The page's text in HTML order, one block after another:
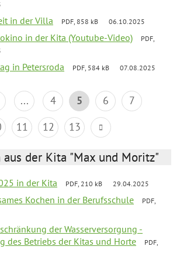
in der Villa PDF, 858 kB 06.10.2025
in der Kita (Youtube-Video)
PDF,
in Petersroda PDF, 584 kB 07.08.2025
... 4 5 6
7
11 12 13
der Kita "Max und Moritz"
in der Kita PDF, 210 kB 29.04.2025
Kochen in der Berufsschule
PDF,
der Wasserversorgung -
des Betriebs der Kitas und Horte
PDF,